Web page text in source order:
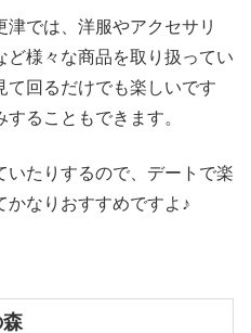
では、洋服やアクセサリ
ど様々な商品を取り扱ってい
て回るだけでも楽しいです
ることもできます。
いたりするので、デートで楽
かなりおすすめですよ♪